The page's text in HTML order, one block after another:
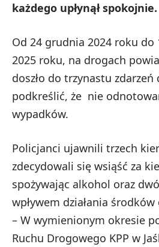
każdego upłynął spokojnie.
Od 24 grudnia 2024 roku do
2025 roku, na drogach
doszło do trzynastu
podkreślić, że nie
wypadków.
Policjanci ujawnili trzech
zdecydowali się wsiąść za
spożywając alkohol oraz
wpływem działania
– W wymienionym okresie
Ruchu Drogowego KPP w